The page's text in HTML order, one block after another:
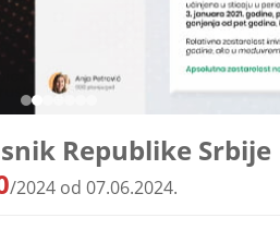
Republike Srbije
/2024 od 07.06.2024.